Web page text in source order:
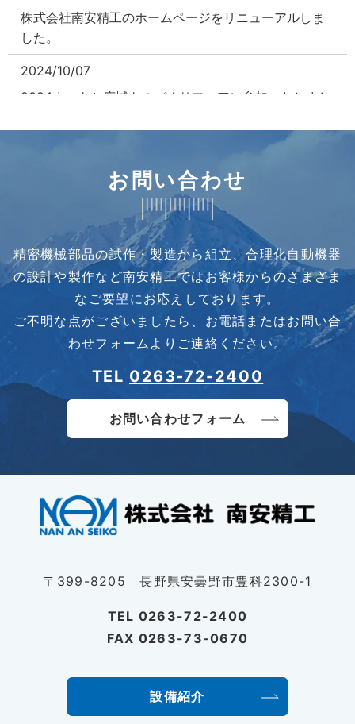
株式会社南安精工のホームページをリニューアルしま
した。
2024/10/07
2024まつもと広域ものづくりフェアに参加いたしまし
2024まつもと広域ものづくりフェアに参加いたします
夏季休業のお知らせ
2024/07/12
サン工機様アドバンス展に出展いたしました
2024/07/08
サン工機様アドバンス展に出展いたします
2024/05/02
採用情報の更新をいたしました
Azusa CLASSIC Ⅱ クラウドファンディングのお知らせ
お問い合わせ
精密機械部品の試作・製造から組立、合理化自動機器
の設計や製作など南安精工ではお客様からのさまざま
なご要望にお応えしております。
ご不明な点がございましたら、お電話またはお問い合
わせフォームよりご連絡ください。
TEL 0263-72-2400
お問い合わせフォーム
〒399-8205 長野県安曇野市豊科2300-1
TEL 0263-72-2400
FAX 0263-73-0670
設備紹介